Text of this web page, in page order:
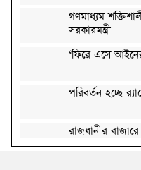
গণমাধ্যম
সরকারমন্ত্রী
‘ফিরে এসে
পরিবর্তন হচ্ছে
রাজধানীর